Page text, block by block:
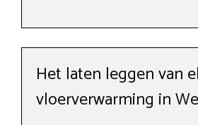
Het laten leggen van
vloerverwarming in